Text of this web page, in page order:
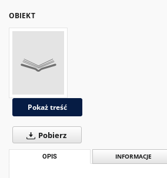
OBIEKT
Pokaż treść
Pobierz
OPIS INFORMACJE